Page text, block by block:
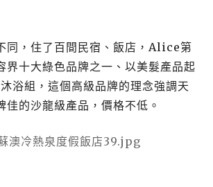
同，住了百間民宿、飯店，Alice第
界十大綠色品牌之一、以美髮產品起
浴組，這個高級品牌的理念強調天
佳的沙龍級產品，價格不低。